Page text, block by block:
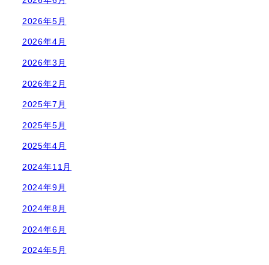
2026年5月
2026年4月
2026年3月
2026年2月
2025年7月
2025年5月
2025年4月
2024年11月
2024年9月
2024年8月
2024年6月
2024年5月